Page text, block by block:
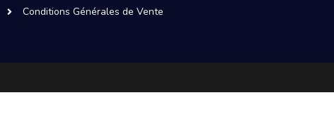
Conditions Générales de Vente